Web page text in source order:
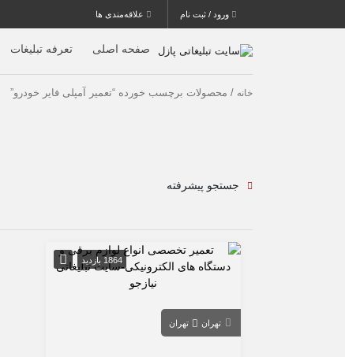
ورود / ثبت نام علاقه‌مندی ها
صفحه اصلی تعرفه تبلیغات
خانه / محصولات برچسب خورده “تعمیر آمپلی فایر خودرو”
جستجو پیشرفته
1864 بازدید
تهران تهران